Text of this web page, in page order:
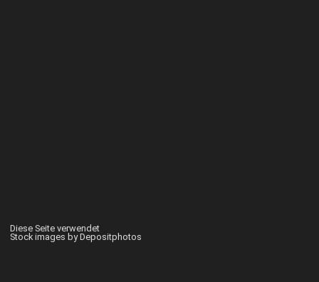
Diese Seite verwendet
Stock images by Depositphotos